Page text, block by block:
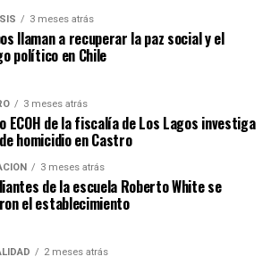
3 meses atrás
llaman a recuperar la paz social y el
político en Chile
3 meses atrás
ECOH de la fiscalía de Los Lagos investiga
homicidio en Castro
3 meses atrás
de la escuela Roberto White se
el establecimiento
2 meses atrás